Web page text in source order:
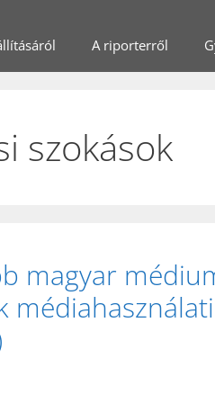
A riporterről
szokások
magyar